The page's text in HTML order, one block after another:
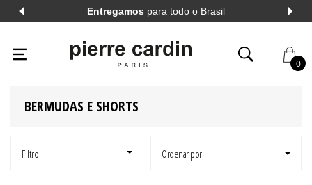
Entregamos para todo o Brasil
0
PIERRECARDIN BERMUDAS E SHORTS CHUMBO
Filtro
BERMUDAS E SHORTS
Ordenar por: